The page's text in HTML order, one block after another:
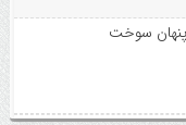
پنهان سوخت